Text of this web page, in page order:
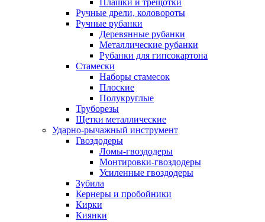
Плашки и трещотки
Ручные дрели, коловороты
Ручные рубанки
Деревянные рубанки
Металлические рубанки
Рубанки для гипсокартона
Стамески
Наборы стамесок
Плоские
Полукруглые
Труборезы
Щетки металлические
Ударно-рычажный инструмент
Гвоздодеры
Ломы-гвоздодеры
Монтировки-гвоздодеры
Усиленные гвоздодеры
Зубила
Кернеры и пробойники
Кирки
Киянки